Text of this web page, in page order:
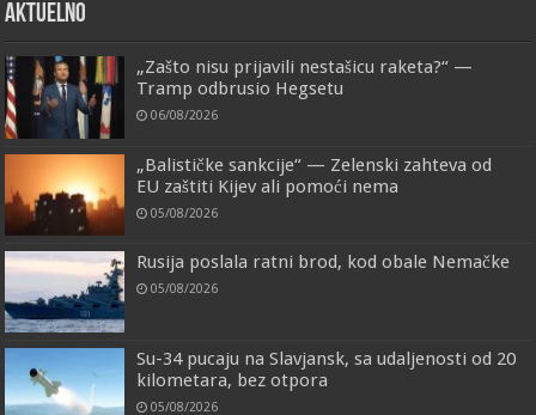
AKTUELNO
„Zašto nisu prijavili nestašicu raketa?“ —
Tramp odbrusio Hegsetu
06/08/2026
„Balističke sankcije“ — Zelenski zahteva od
EU zaštiti Kijev ali pomoći nema
05/08/2026
Rusija poslala ratni brod, kod obale Nemačke
05/08/2026
Su-34 pucaju na Slavjansk, sa udaljenosti od 20
kilometara, bez otpora
05/08/2026